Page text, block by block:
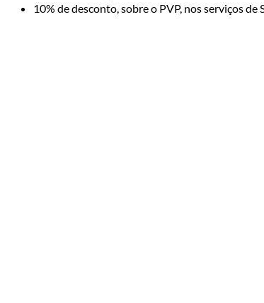
10% de desconto, sobre o PVP, nos serviços